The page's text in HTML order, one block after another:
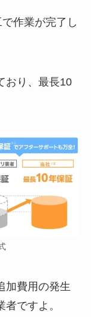
作業が完了し
おり、最長10
加費用の発生
ですよ。